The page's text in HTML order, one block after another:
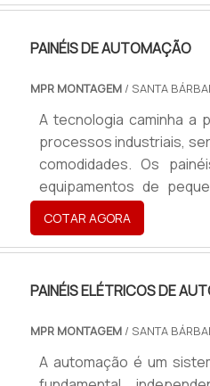
às necessidades do
PAINÉIS DE AUTOMAÇÃO
MPR MONTAGEM / SANTA
A tecnologia caminha a
processos industriais,
comodidades. Os
equipamentos de
cenários da indústria.
cérebro do sistema
fábrica. O
COTAR AGORA
PAINÉIS ELÉTRICOS DE
MPR MONTAGEM / SANTA
A automação é um